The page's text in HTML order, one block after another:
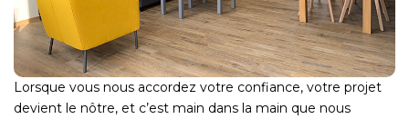
Lorsque vous nous accordez votre confiance, votre projet
devient le nôtre, et c’est main dans la main que nous